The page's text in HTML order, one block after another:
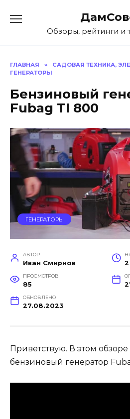
содержаниюОбзоры, рейтинги и
ГЛАВНАЯ » САДОВАЯ ТЕХНИКА,
ГЕНЕРАТОРЫ
Бензиновый
Fubag TI 800
ГЕНЕРАТОРЫ
АВТОР
Иван Смирнов
ПРОСМОТРОВ
85
ОБНОВЛЕНО
27.08.2023
Приветствую. В этом
бензиновый генератор